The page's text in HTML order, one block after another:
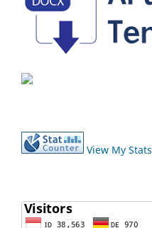
View My Stats